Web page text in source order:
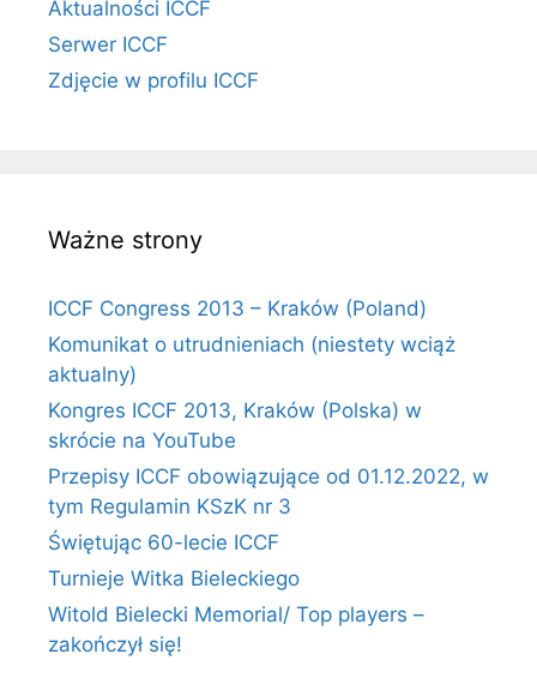
Aktualności ICCF
Serwer ICCF
Zdjęcie w profilu ICCF
Ważne strony
ICCF Congress 2013 – Kraków (Poland)
Komunikat o utrudnieniach (niestety wciąż
aktualny)
Kongres ICCF 2013, Kraków (Polska) w
skrócie na YouTube
Przepisy ICCF obowiązujące od 01.12.2022, w
tym Regulamin KSzK nr 3
Świętując 60-lecie ICCF
Turnieje Witka Bieleckiego
Witold Bielecki Memorial/ Top players –
zakończył się!